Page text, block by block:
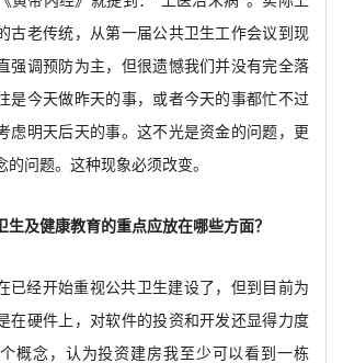
古老传统，从第一届公共卫生工作会议到现
强调预防为主，但很遗憾我们并没有完全落
是今天做昨天的事，或者今天的事都忙不过
虑明天后天的事。这不光是资金的问题，更
的问题。这种现象必须改变。
生及健康教育的重点应放在哪些方面？
已经开始重视公共卫生建设了，但到目前为
在硬件上，对软件的投资和开发还显得力度
概念，认为投资建房我至少可以看到一栋